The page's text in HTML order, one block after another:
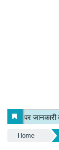
Home